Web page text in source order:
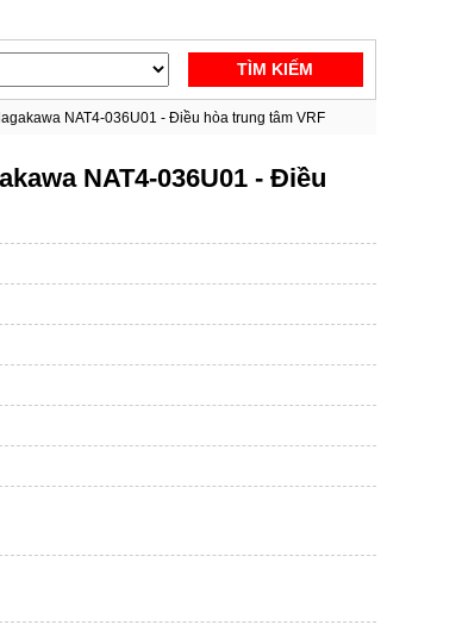
TÌM KIẾM
NAT4-036U01 - Điều hòa trung tâm VRF
NAT4-036U01 - Điều